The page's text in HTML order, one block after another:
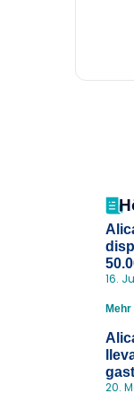
en
y
16.
Mehr
a
20.